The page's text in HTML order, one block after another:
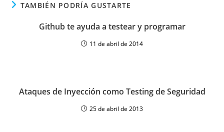
TAMBIÉN PODRÍA GUSTARTE
Github te ayuda a testear y programar
11 de abril de 2014
Ataques de Inyección como Testing de Seguridad
25 de abril de 2013